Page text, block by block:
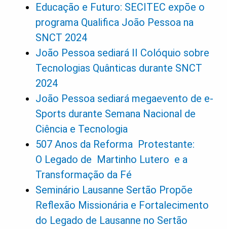
Educação e Futuro: SECITEC expõe o
programa Qualifica João Pessoa na
SNCT 2024
João Pessoa sediará II Colóquio sobre
Tecnologias Quânticas durante SNCT
2024
João Pessoa sediará megaevento de e-
Sports durante Semana Nacional de
Ciência e Tecnologia
507 Anos da Reforma Protestante:
O Legado de Martinho Lutero e a
Transformação da Fé
Seminário Lausanne Sertão Propõe
Reflexão Missionária e Fortalecimento
do Legado de Lausanne no Sertão